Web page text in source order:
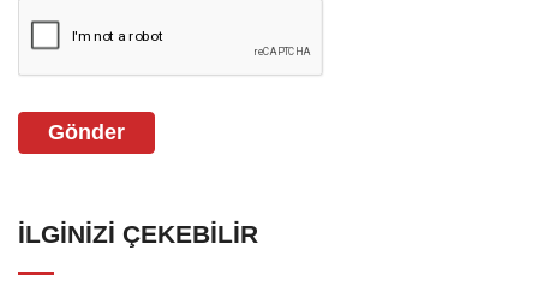
Gönder
İLGINIZI ÇEKEBILIR